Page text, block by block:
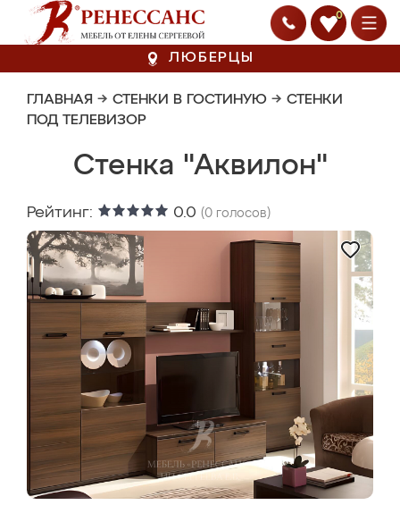
0
ЛЮБЕРЦЫ
ГЛАВНАЯ → СТЕНКИ В ГОСТИНУЮ → СТЕНКИ
ПОД ТЕЛЕВИЗОР
Стенка "Аквилон"
Рейтинг: 0.0 (0 голосов)